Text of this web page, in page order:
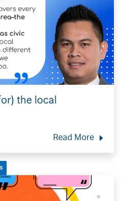
the local
Read More